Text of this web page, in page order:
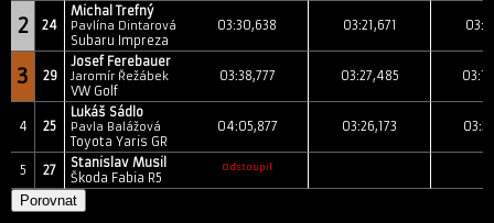
2 24
Michal Trefný
Pavlína Dintarová
Subaru Impreza
03:30,638 03:21,671
3 29
Josef Ferebauer
Jaromír Řežábek
VW Golf
03:38,777 03:27,485
4 25
Lukáš Sádlo
Pavla Balážová
Toyota Yaris GR
04:05,877 03:26,173
5 27
Stanislav Musil
Škoda Fabia R5
Odstoupil